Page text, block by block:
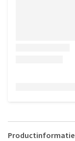
Productinformatie